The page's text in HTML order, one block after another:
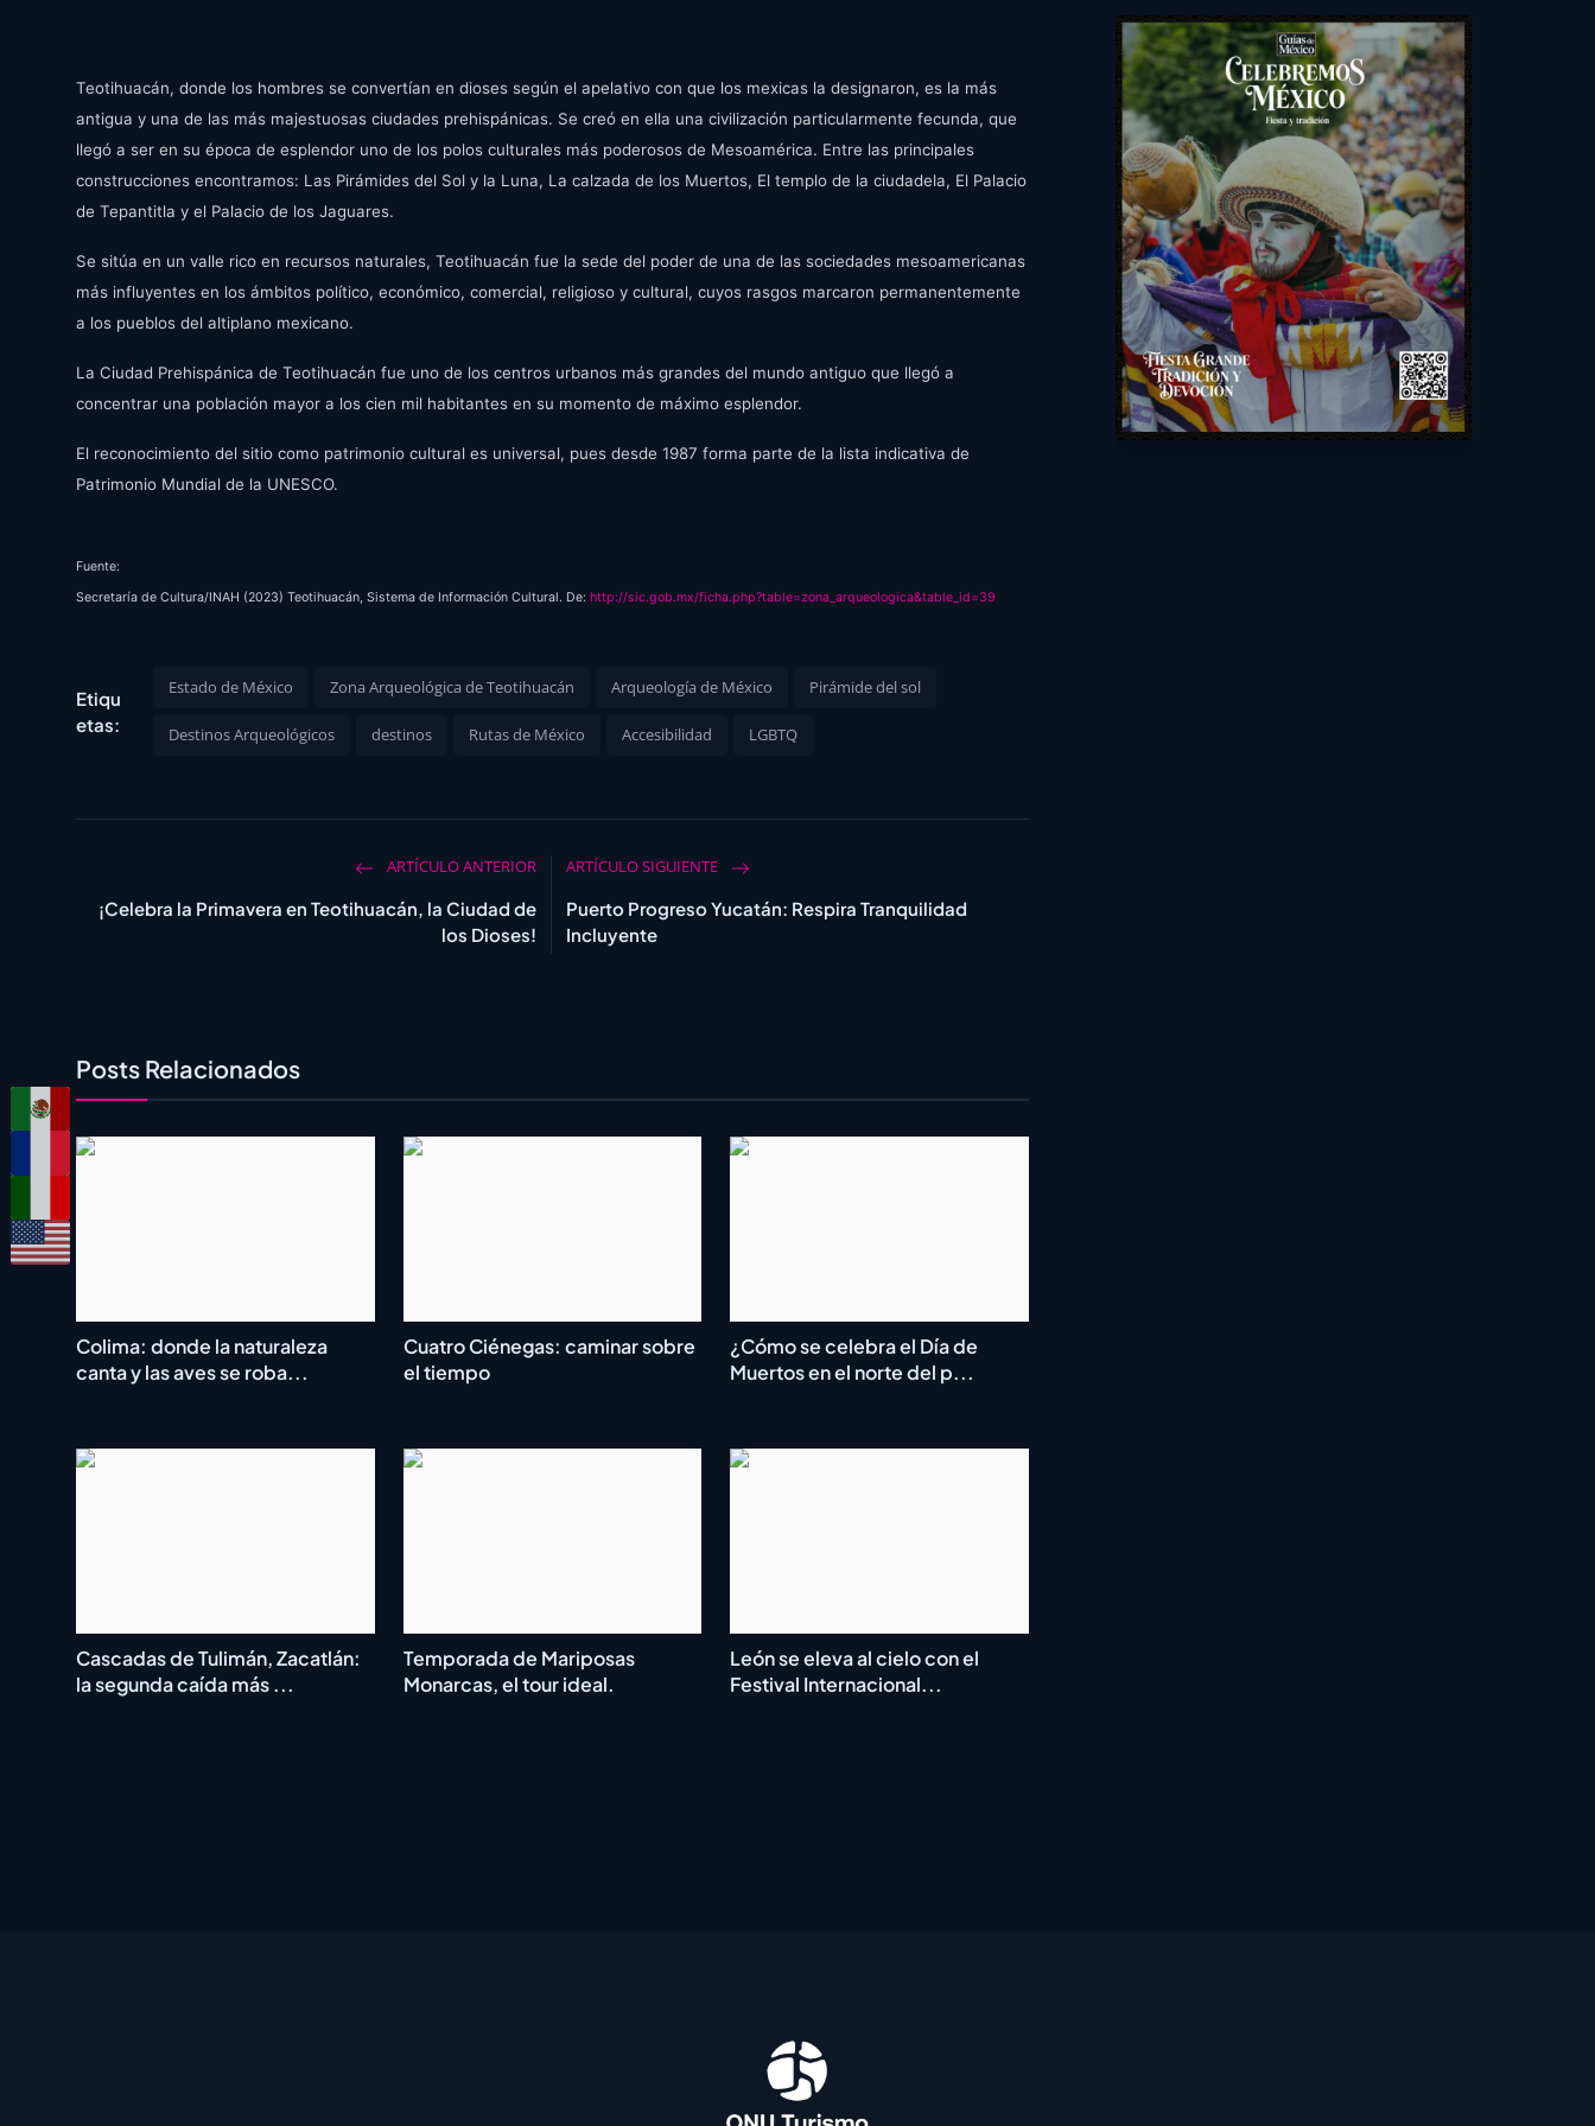
g
r
e
Teotihuacán, donde los hombres se convertían en dioses según el apelativo con que los mexicas la designaron, es la más
antigua y una de las más majestuosas ciudades prehispánicas. Se creó en ella una civilización particularmente fecunda, que
llegó a ser en su época de esplendor uno de los polos culturales más poderosos de Mesoamérica. Entre las principales
construcciones encontramos: Las Pirámides del Sol y la Luna, La calzada de los Muertos, El templo de la ciudadela, El Palacio
de Tepantitla y el Palacio de los Jaguares.
Se sitúa en un valle rico en recursos naturales, Teotihuacán fue la sede del poder de una de las sociedades mesoamericanas
más influyentes en los ámbitos político, económico, comercial, religioso y cultural, cuyos rasgos marcaron permanentemente
a los pueblos del altiplano mexicano.
La Ciudad Prehispánica de Teotihuacán fue uno de los centros urbanos más grandes del mundo antiguo que llegó a
concentrar una población mayor a los cien mil habitantes en su momento de máximo esplendor.
El reconocimiento del sitio como patrimonio cultural es universal, pues desde 1987 forma parte de la lista indicativa de
Patrimonio Mundial de la UNESCO.
Fuente:
Secretaría de Cultura/INAH (2023) Teotihuacán, Sistema de Información Cultural. De: http://sic.gob.mx/ficha.php?table=zona_arqueologica&table_id=39
Etiqu
etas:
Estado de México Zona Arqueológica de Teotihuacán Arqueología de México Pirámide del sol
Destinos Arqueológicos destinos Rutas de México Accesibilidad LGBTQ
ARTÍCULO ANTERIOR
¡Celebra la Primavera en Teotihuacán, la Ciudad de
los Dioses!
ARTÍCULO SIGUIENTE
Puerto Progreso Yucatán: Respira Tranquilidad
Incluyente
Posts Relacionados
Colima: donde la naturaleza
canta y las aves se roba...
Cuatro Ciénegas: caminar sobre
el tiempo
¿Cómo se celebra el Día de
Muertos en el norte del p...
Cascadas de Tulimán, Zacatlán:
la segunda caída más ...
Temporada de Mariposas
Monarcas, el tour ideal.
León se eleva al cielo con el
Festival Internacional...